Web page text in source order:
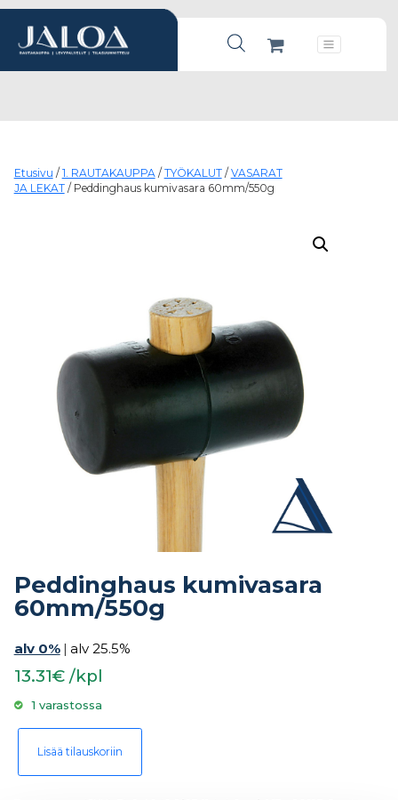
Products search
Päävalikko
Etusivu / 1. RAUTAKAUPPA/ TYÖKALUT/ VASARAT
JA LEKAT/ Peddinghaus kumivasara 60mm/550g
Peddinghaus kumivasara
60mm/550g
alv 0% | alv 25.5%
13.31€ /kpl
1 varastossa
Peddinghaus kumivasara 60mm/550g määrä
Lisää tilauskoriin